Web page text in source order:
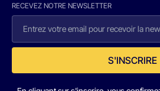
RECEVEZ NOTRE NEWSLETTER
S'INSCRIRE